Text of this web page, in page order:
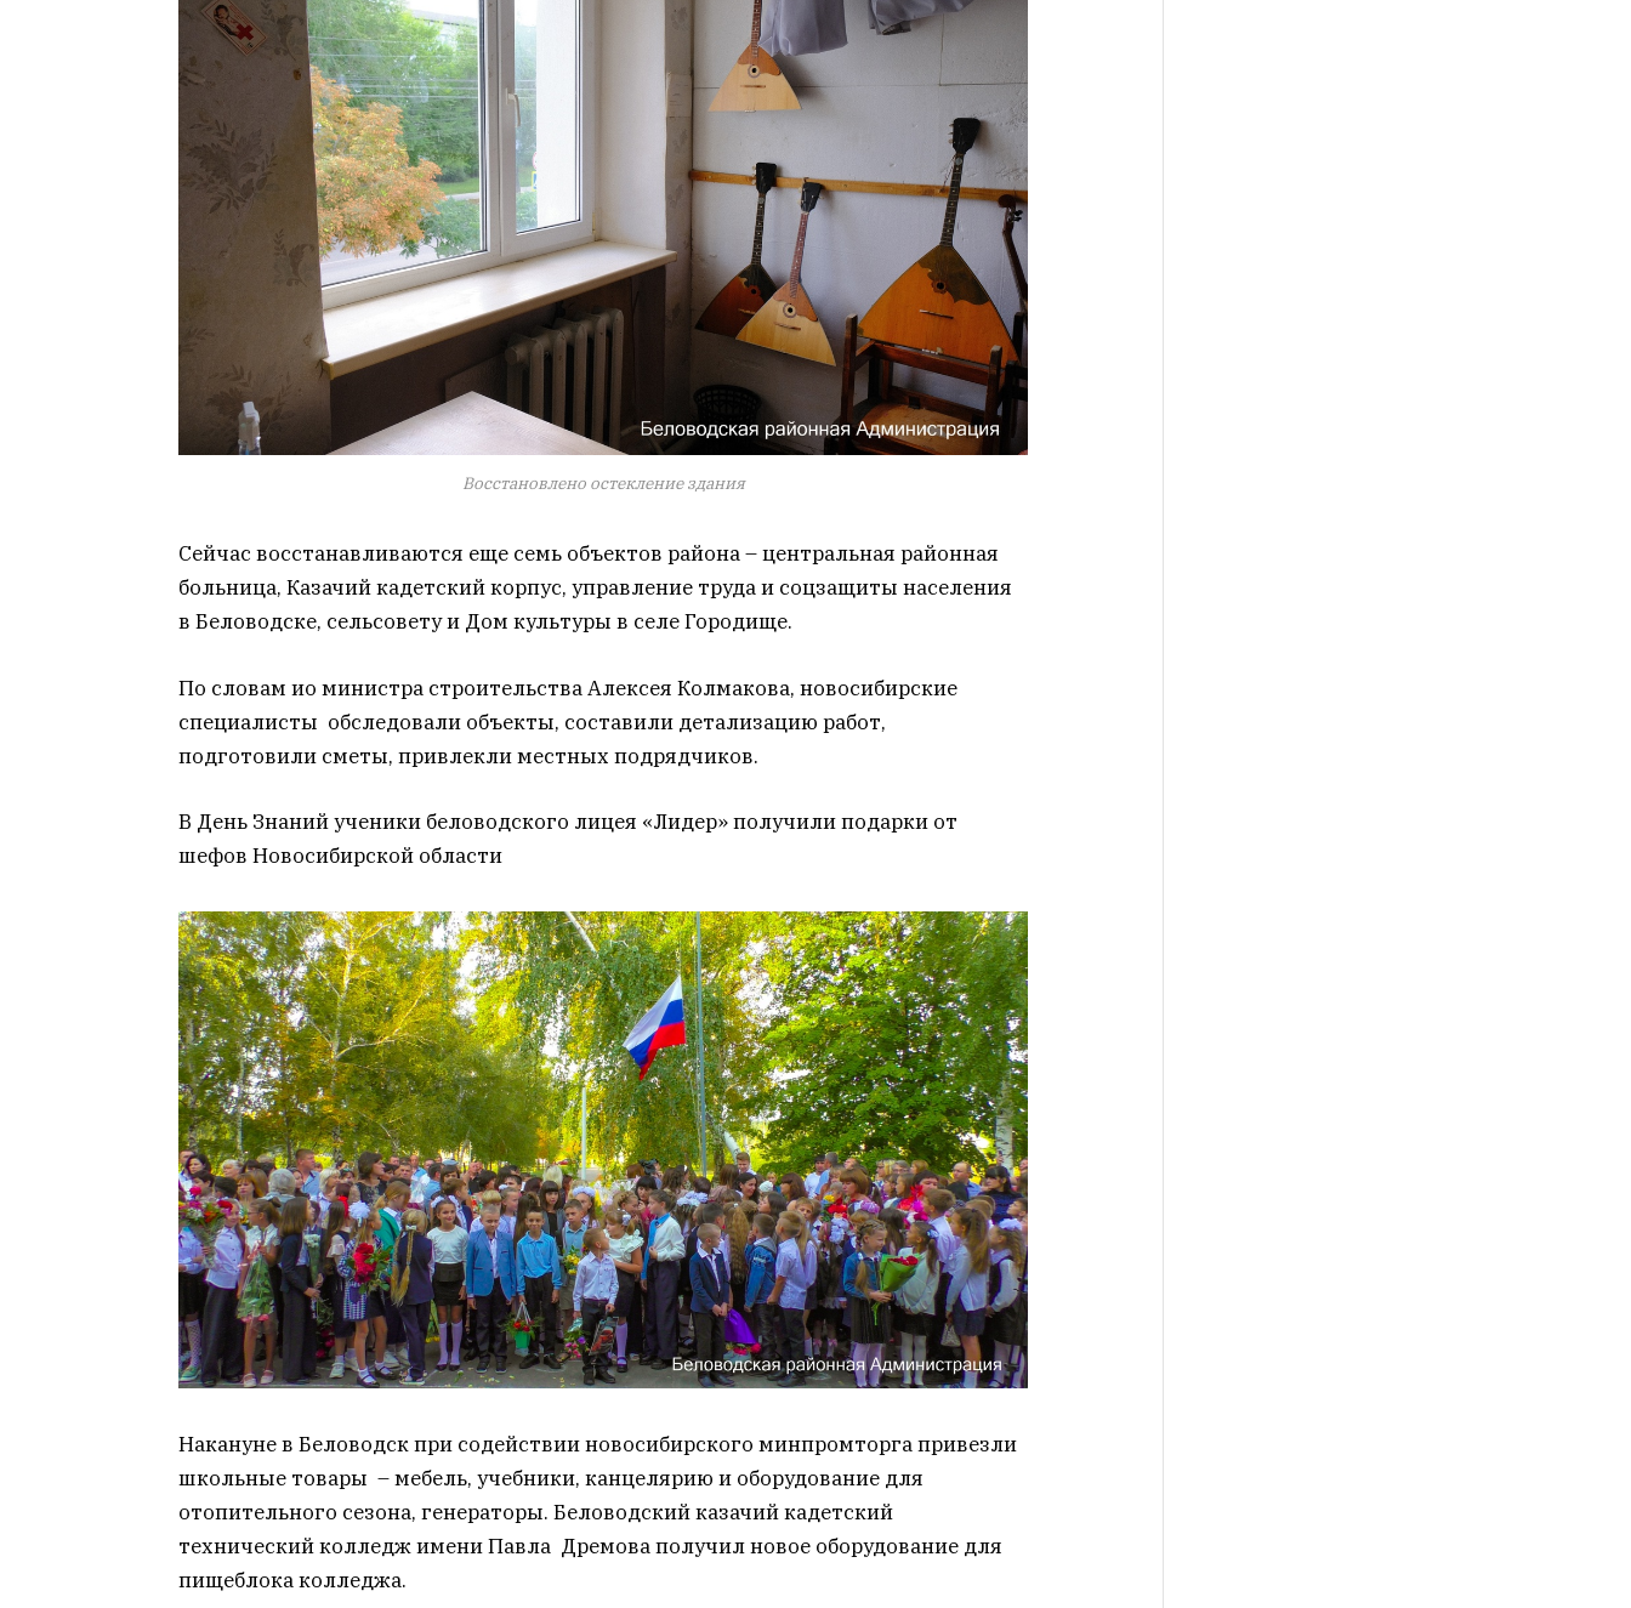
Восстановлено остекление здания
Сейчас восстанавливаются еще семь объектов района – центральная районная
больница, Казачий кадетский корпус, управление труда и соцзащиты населения
в Беловодске, сельсовету и Дом культуры в селе Городище.
По словам ио министра строительства Алексея Колмакова, новосибирские
специалисты обследовали объекты, составили детализацию работ,
подготовили сметы, привлекли местных подрядчиков.
В День Знаний ученики беловодского лицея «Лидер» получили подарки от
шефов Новосибирской области
Накануне в Беловодск при содействии новосибирского минпромторга привезли
школьные товары – мебель, учебники, канцелярию и оборудование для
отопительного сезона, генераторы. Беловодский казачий кадетский
технический колледж имени Павла Дремова получил новое оборудование для
пищеблока колледжа.